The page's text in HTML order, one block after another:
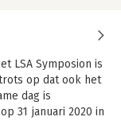
LSA Symposion is
op dat ook het
dag is
31 januari 2020 in